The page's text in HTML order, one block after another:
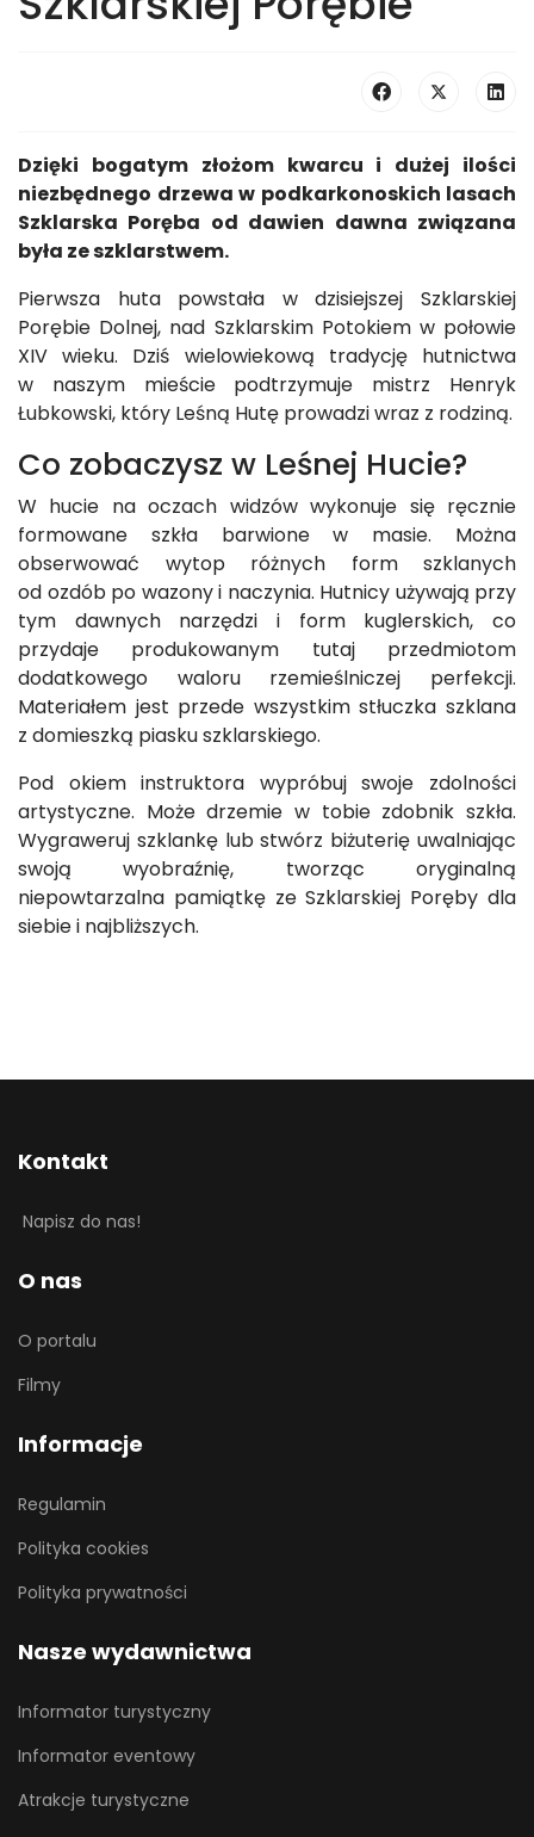
Dzięki bogatym złożom kwarcu i dużej ilości
niezbędnego drzewa w podkarkonoskich lasach
Szklarska Poręba od dawien dawna związana
była ze szklarstwem.
Pierwsza huta powstała w dzisiejszej Szklarskiej
Porębie Dolnej, nad Szklarskim Potokiem w połowie
XIV wieku. Dziś wielowiekową tradycję hutnictwa
w naszym mieście podtrzymuje mistrz Henryk
Łubkowski, który Leśną Hutę prowadzi wraz z rodziną.
Co zobaczysz w Leśnej Hucie?
W hucie na oczach widzów wykonuje się ręcznie
formowane szkła barwione w masie. Można
obserwować wytop różnych form szklanych
od ozdób po wazony i naczynia. Hutnicy używają przy
tym dawnych narzędzi i form kuglerskich, co
przydaje produkowanym tutaj przedmiotom
dodatkowego waloru rzemieślniczej perfekcji.
Materiałem jest przede wszystkim stłuczka szklana
z domieszką piasku szklarskiego.
Pod okiem instruktora wypróbuj swoje zdolności
artystyczne. Może drzemie w tobie zdobnik szkła.
Wygraweruj szklankę lub stwórz biżuterię uwalniając
swoją wyobraźnię, tworząc oryginalną
niepowtarzalna pamiątkę ze Szklarskiej Poręby dla
siebie i najbliższych.
Kontakt
Napisz do nas!
O nas
O portalu
Filmy
Informacje
Regulamin
Polityka cookies
Polityka prywatności
Nasze wydawnictwa
Informator turystyczny
Informator eventowy
Atrakcje turystyczne